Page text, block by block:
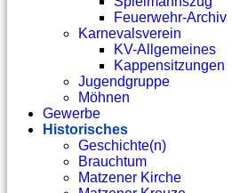
Feuerwehr-Archiv
Karnevalsverein
KV-Allgemeines
Kappensitzungen
Jugendgruppe
Möhnen
Gewerbe
Historisches
Geschichte(n)
Brauchtum
Matzener Kirche